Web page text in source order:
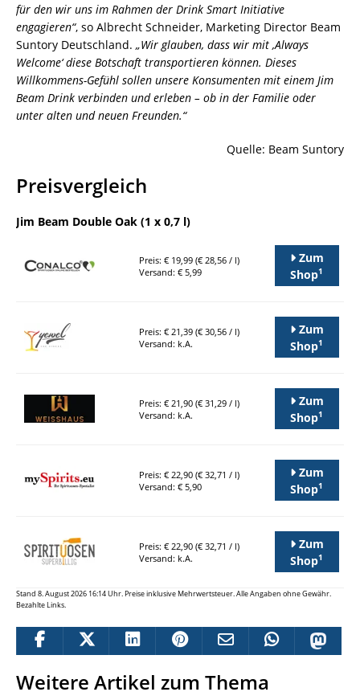
für den wir uns im Rahmen der Drink Smart Initiative
engagieren“, so Albrecht Schneider, Marketing Director Beam
Suntory Deutschland. „Wir glauben, dass wir mit ‚Always
Welcome‘ diese Botschaft transportieren können. Dieses
Willkommens-Gefühl sollen unsere Konsumenten mit einem Jim
Beam Drink verbinden und erleben – ob in der Familie oder
unter alten und neuen Freunden.“
Quelle: Beam Suntory
Preisvergleich
Jim Beam Double Oak (1 x 0,7 l)
Preis: € 19,99 (€ 28,56 / l)
Versand: € 5,99
Zum
Shop1
Preis: € 21,39 (€ 30,56 / l)
Versand: k.A.
Zum
Shop1
Preis: € 21,90 (€ 31,29 / l)
Versand: k.A.
Zum
Shop1
Preis: € 22,90 (€ 32,71 / l)
Versand: € 5,90
Zum
Shop1
Preis: € 22,90 (€ 32,71 / l)
Versand: k.A.
Zum
Shop1
Stand 8. August 2026 16:14 Uhr. Preise inklusive Mehrwertsteuer. Alle Angaben ohne Gewähr.
Bezahlte Links.
Weitere Artikel zum Thema